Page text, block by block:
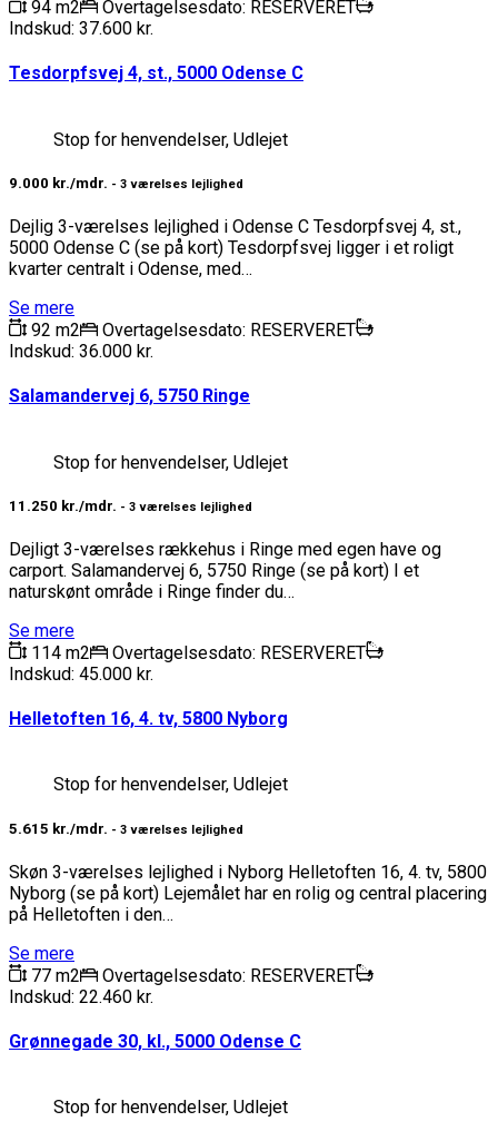
94 m2
Overtagelsesdato: RESERVERET
Indskud: 37.600 kr.
Tesdorpfsvej 4, st., 5000 Odense C
Stop for henvendelser, Udlejet
9.000 kr./mdr. - 3 værelses lejlighed
Dejlig 3-værelses lejlighed i Odense C Tesdorpfsvej 4, st.,
5000 Odense C (se på kort) Tesdorpfsvej ligger i et roligt
kvarter centralt i Odense, med…
Se mere
92 m2
Overtagelsesdato: RESERVERET
Indskud: 36.000 kr.
Salamandervej 6, 5750 Ringe
Stop for henvendelser, Udlejet
11.250 kr./mdr. - 3 værelses lejlighed
Dejligt 3-værelses rækkehus i Ringe med egen have og
carport. Salamandervej 6, 5750 Ringe (se på kort) I et
naturskønt område i Ringe finder du…
Se mere
114 m2
Overtagelsesdato: RESERVERET
Indskud: 45.000 kr.
Helletoften 16, 4. tv, 5800 Nyborg
Stop for henvendelser, Udlejet
5.615 kr./mdr. - 3 værelses lejlighed
Skøn 3-værelses lejlighed i Nyborg Helletoften 16, 4. tv, 5800
Nyborg (se på kort) Lejemålet har en rolig og central placering
på Helletoften i den…
Se mere
77 m2
Overtagelsesdato: RESERVERET
Indskud: 22.460 kr.
Grønnegade 30, kl., 5000 Odense C
Stop for henvendelser, Udlejet